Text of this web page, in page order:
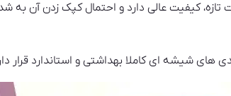
کیفیت عالی دارد و احتمال کپک زدن آن
های شیشه ای کاملا بهداشتی و استاندارد